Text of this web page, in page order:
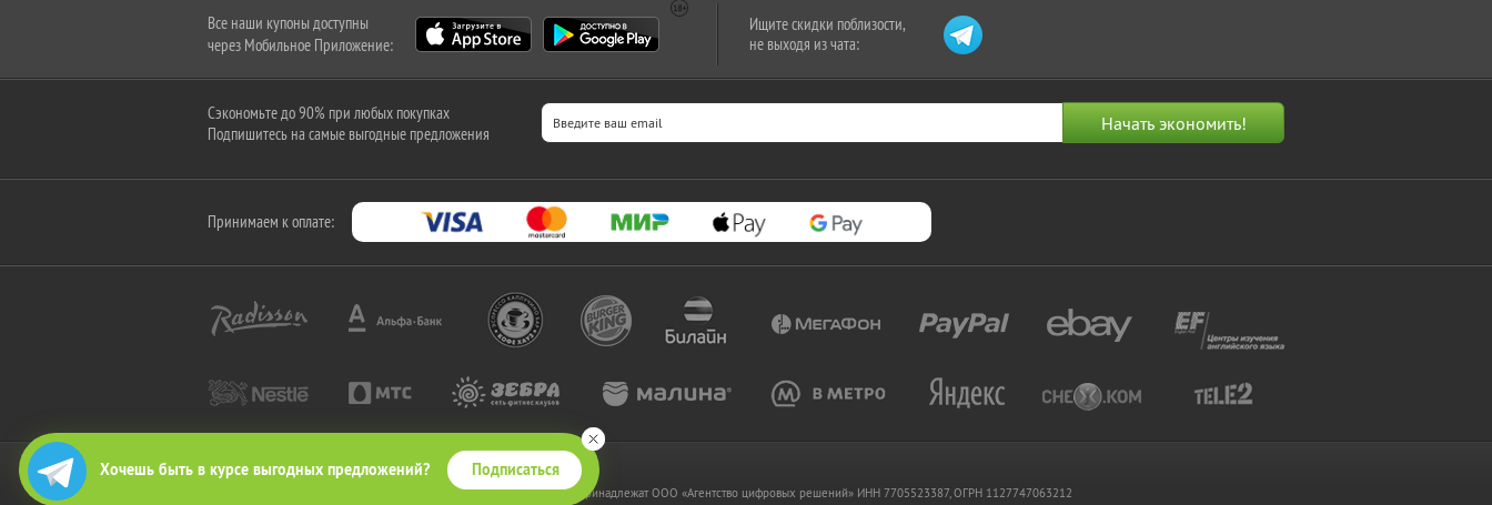
Хочешь быть в курсе выгодных предложений? Подписаться
Все наши купоны доступны
через Мобильное Приложение:
Ищите скидки поблизости,
не выходя из чата:
Сэкономьте до 90% при любых покупках
Подпишитесь на самые выгодные предложения
Принимаем к оплате:
2010-2026 © КупиКупон. Все права защищены.
Все права на товарный знак "КупиКупон" и на сайт www.kupikupon.ru принадлежат OOO «Агентство цифровых решений» ИНН 7705523387, ОГРН 1127747063212